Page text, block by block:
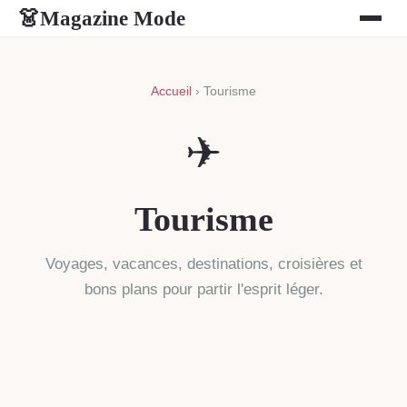
👗Magazine Mode
Accueil › Tourisme
✈
Tourisme
Voyages, vacances, destinations, croisières et
bons plans pour partir l'esprit léger.